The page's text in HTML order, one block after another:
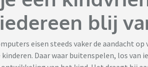
blij
eisen steeds vaker de aandacht op
Daar waar buitenspelen, los van